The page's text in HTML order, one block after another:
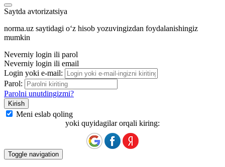
Saytda avtorizatsiya
norma.uz saytidagi oʻz hisob yozuvingizdan foydalanishingiz
mumkin
Neverniy login ili parol
Neverniy login ili email
Login yoki e-mail:
Parol:
Parolni unutdingizmi?
Meni eslab qoling
yoki quyidagilar orqali kiring:
Toggle navigation